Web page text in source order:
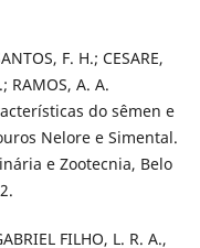
F. H.; CESARE,
RAMOS, A. A.
do sêmen e
Nelore e Simental.
e Zootecnia, Belo
FILHO, L. R. A.,